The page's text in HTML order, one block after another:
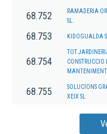
68.752
RAMADERIA
SL.
68.753 KIDOGUALDA
68.754
TOT
CONSTRUCCIO I
MANTENIMENT
68.755
SOLUCIONS
XEIX SL